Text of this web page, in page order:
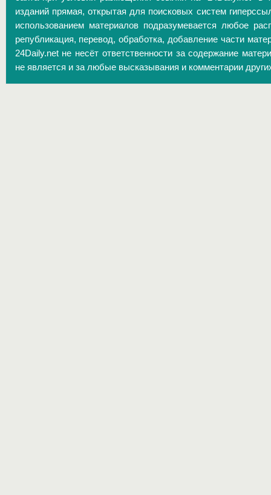
изданий прямая, открытая для поисковых систем
использованием материалов подразумевается любое
републикация, перевод, обработка, добавление части
24Daily.net не несёт ответственности за содержание
не является и за любые высказывания и комментарии